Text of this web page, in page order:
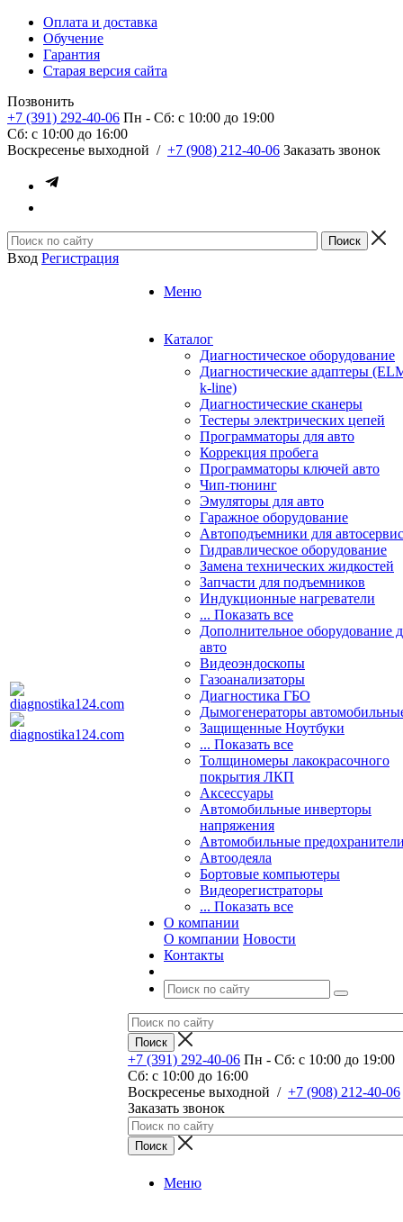
Оплата и доставка
Обучение
Гарантия
Старая версия сайта
Позвонить
+7 (391) 292-40-06 Пн - Сб: c 10:00 до 19:00
Сб: c 10:00 до 16:00
​Воскресенье выходной / +7 (908) 212-40-06 Заказать звонок
Вход Регистрация
Меню
Каталог
Диагностическое оборудование
Диагностические адаптеры
k-line)
Диагностические сканеры
Тестеры электрических цепей
Программаторы для авто
Коррекция пробега
Программаторы ключей авто
Чип-тюнинг
Эмуляторы для авто
Гаражное оборудование
Автоподъемники для
Гидравлическое оборудование
Замена технических жидкостей
Запчасти для подъемников
Индукционные нагреватели
... Показать все
Дополнительное оборудование
авто
Видеоэндоскопы
Газоанализаторы
Диагностика ГБО
Дымогенераторы
Защищенные Ноутбуки
... Показать все
Толщиномеры лакокрасочного
покрытия ЛКП
Аксессуары
Автомобильные инверторы
напряжения
Автомобильные
Автоодеяла
Бортовые компьютеры
Видеорегистраторы
... Показать все
О компании
О компании Новости
Контакты
+7 (391) 292-40-06 Пн - Сб: c 10:00 до 19:00
Сб: c 10:00 до 16:00
​Воскресенье выходной / +7 (908) 212-40-06
Заказать звонок
Меню